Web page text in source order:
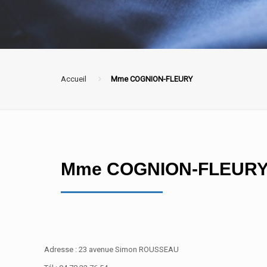
Accueil Mme COGNION-FLEURY
Mme COGNION-
Adresse : 23 avenue Simon ROUSSEAU